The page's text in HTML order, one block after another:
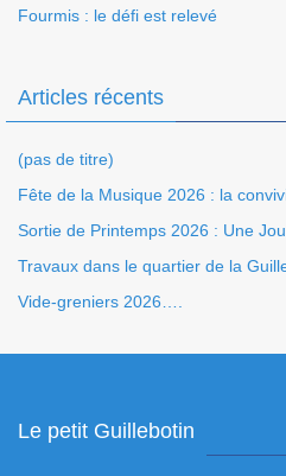
Fourmis : le défi est relevé
Articles récents
(pas de titre)
Fête de la Musique 2026 : la
Sortie de Printemps 2026 : Une
Travaux dans le quartier de la
Vide-greniers 2026….
Le petit Guillebotin